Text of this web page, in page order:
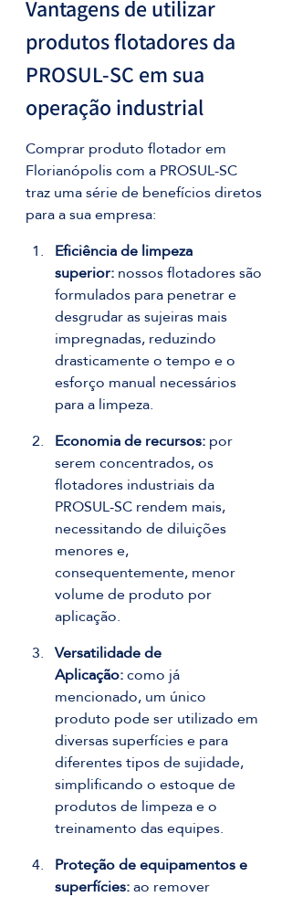
Vantagens de utilizar
produtos flotadores da
PROSUL-SC em sua
operação industrial
Comprar produto flotador em
Florianópolis com a PROSUL-SC
traz uma série de benefícios diretos
para a sua empresa:
Eficiência de limpeza
superior: nossos flotadores são
formulados para penetrar e
desgrudar as sujeiras mais
impregnadas, reduzindo
drasticamente o tempo e o
esforço manual necessários
para a limpeza.
Economia de recursos: por
serem concentrados, os
flotadores industriais da
PROSUL-SC rendem mais,
necessitando de diluições
menores e,
consequentemente, menor
volume de produto por
aplicação.
Versatilidade de
Aplicação: como já
mencionado, um único
produto pode ser utilizado em
diversas superfícies e para
diferentes tipos de sujidade,
simplificando o estoque de
produtos de limpeza e o
treinamento das equipes.
Proteção de equipamentos e
superfícies: ao remover